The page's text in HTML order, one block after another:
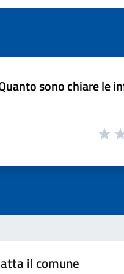
sono chiare le
il comune